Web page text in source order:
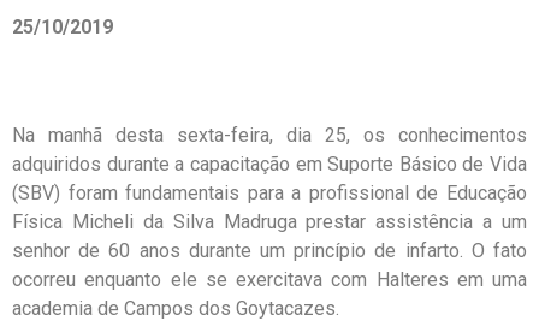
25/10/2019
Na manhã desta sexta-feira, dia 25, os conhecimentos
adquiridos durante a capacitação em Suporte Básico de Vida
(SBV) foram fundamentais para a profissional de Educação
Física Micheli da Silva Madruga prestar assistência a um
senhor de 60 anos durante um princípio de infarto. O fato
ocorreu enquanto ele se exercitava com Halteres em uma
academia de Campos dos Goytacazes.